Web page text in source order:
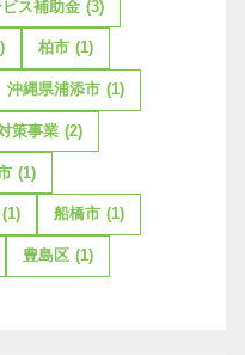
ス補助金 (3)
柏市 (1)
沖縄県浦添市 (1)
策事業 (2)
(1)
(1) 船橋市 (1)
豊島区 (1)